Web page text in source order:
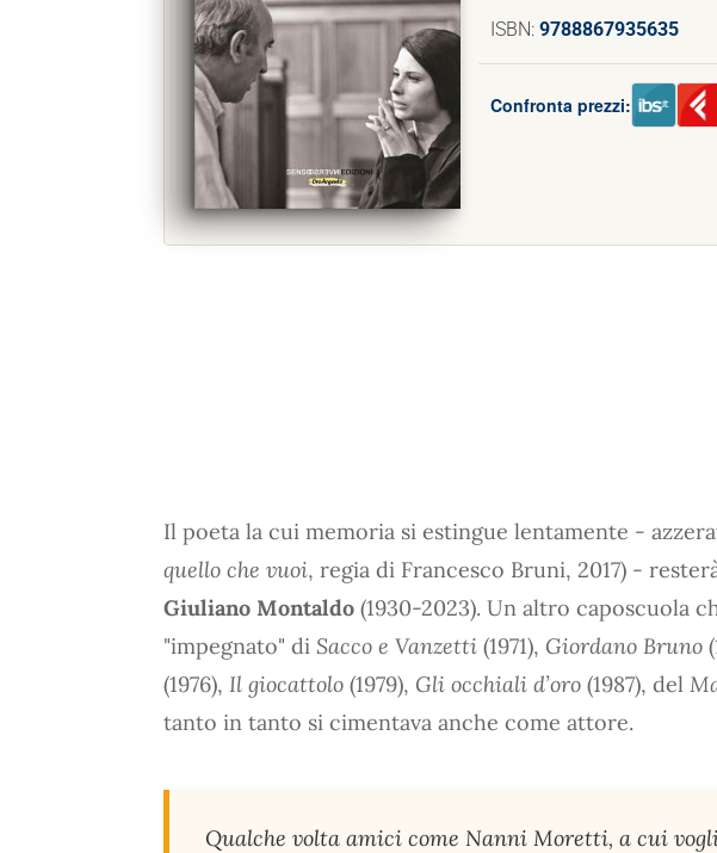
ISBN: 9788867935635
Confronta prezzi:
Il poeta la cui memoria si estingue lentamente -
quello che vuoi, regia di Francesco Bruni, 2017) -
Giuliano Montaldo (1930-2023). Un altro caposcuola
"impegnato" di Sacco e Vanzetti (1971), Giordano Bruno
(1976), Il giocattolo (1979), Gli occhiali d’oro (1987), del
tanto in tanto si cimentava anche come attore.
Qualche volta amici come Nanni Moretti, a cui